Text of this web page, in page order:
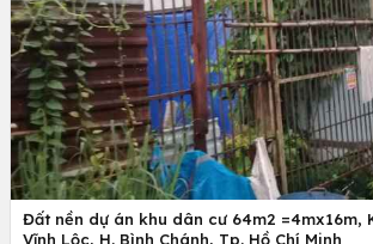
Đất nền dự án khu dân cư 64m2 =4mx16m,
Vĩnh Lộc, H. Bình Chánh, Tp. Hồ Chí Minh